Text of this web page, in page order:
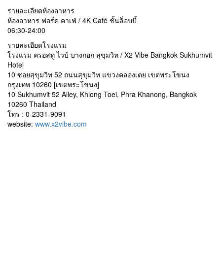
รายละเอียดห้องอาหาร
ห้องอาหาร ฟอร์ค คาเฟ่ / 4K Café ชั้นล็อบบี้
06:30-24:00
รายละเอียดโรงแรม
โรงแรม ครอสทู ไวบ์ บางกอก สุขุมวิท / X2 Vibe Bangkok Sukhumvit
Hotel
10 ซอยสุขุมวิท 52 ถนนสุขุมวิท แขวงคลองเตย เขตพระโขนง
กรุงเทพ 10260 [เขตพระโขนง]
10 Sukhumvit 52 Alley, Khlong Toei, Phra Khanong, Bangkok
10260 Thailand
โทร : 0-2331-9091
website: www.x2vibe.com